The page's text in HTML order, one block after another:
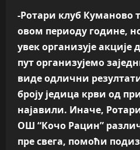
-Ротари клуб Куманово
овом периоду године,
увек организује
пут организујемо
виде одлични
броју једица крви од
најавили. Иначе,
ОШ “Кочо Рацин”
пре свега, помоћи